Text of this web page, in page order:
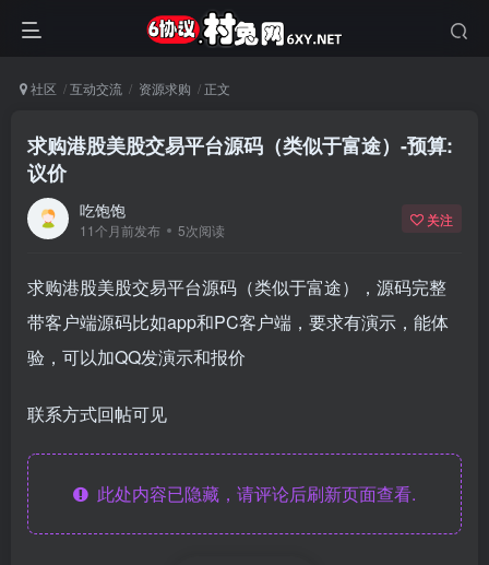
社区 互动交流 资源求购 正文
求购港股美股交易平台源码（类似于富途）-预算:
议价
吃饱饱
11个月前发布 5次阅读
关注
求购港股美股交易平台源码（类似于富途），源码完整
带客户端源码比如app和PC客户端，要求有演示，能体
验，可以加QQ发演示和报价
联系方式回帖可见
此处内容已隐藏，请评论后刷新页面查看.